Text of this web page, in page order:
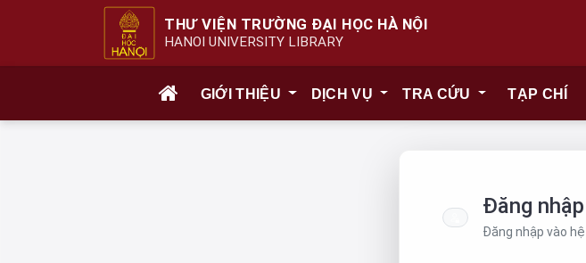
THƯ VIỆN TRƯỜNG ĐẠI HỌC HÀ NỘI
HANOI UNIVERSITY LIBRARY
GIỚI THIỆU DỊCH VỤ TRA CỨU TẠP CHÍ
Đăng nhập
Đăng nhập vào